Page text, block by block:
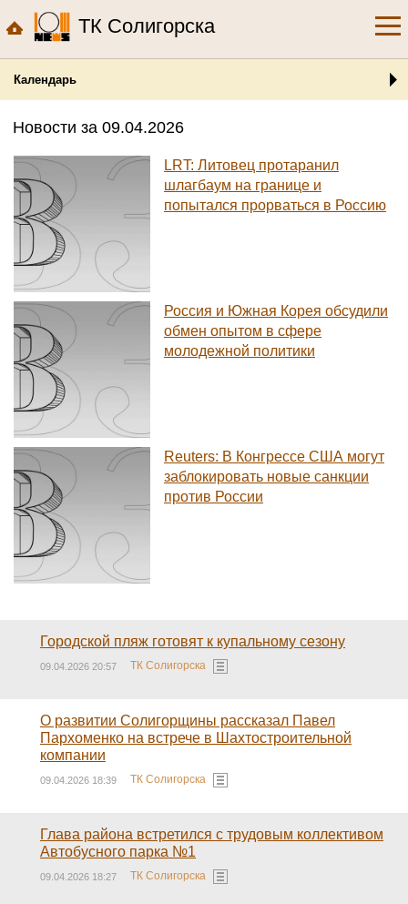
ТК Солигорска
Календарь
Новости за 09.04.2026
LRT: Литовец протаранил
шлагбаум на границе и
попытался прорваться в Россию
Россия и Южная Корея обсудили
обмен опытом в сфере
молодежной политики
Reuters: В Конгрессе США могут
заблокировать новые санкции
против России
Городской пляж готовят к купальному сезону
09.04.2026 20:57 ТК Солигорска
О развитии Солигорщины рассказал Павел
Пархоменко на встрече в Шахтостроительной
компании
09.04.2026 18:39 ТК Солигорска
Глава района встретился с трудовым коллективом
Автобусного парка №1
09.04.2026 18:27 ТК Солигорска